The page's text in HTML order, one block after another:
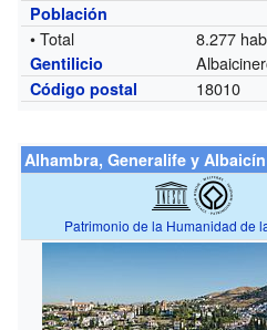
Población
• Total 8.277
Gentilicio
Código postal 18010
Alhambra, Generalife y
Patrimonio de la Humanidad de